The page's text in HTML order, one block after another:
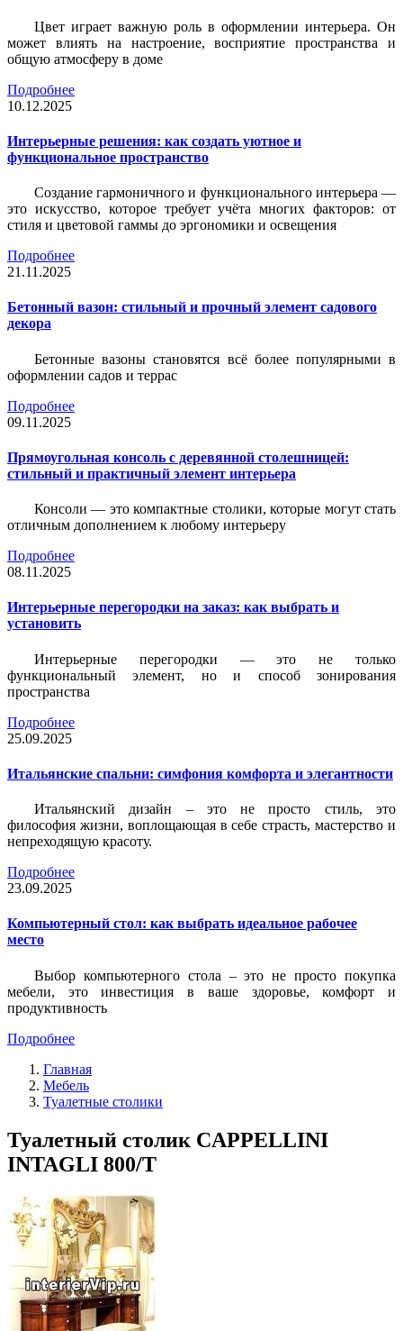
Цвет играет важную роль в оформлении интерьера. Он
может влиять на настроение, восприятие пространства и
общую атмосферу в доме
Подробнее
10.12.2025
Интерьерные решения: как создать уютное и
функциональное пространство
Создание гармоничного и функционального интерьера —
это искусство, которое требует учёта многих факторов: от
стиля и цветовой гаммы до эргономики и освещения
Подробнее
21.11.2025
Бетонный вазон: стильный и прочный элемент садового
декора
Бетонные вазоны становятся всё более популярными в
оформлении садов и террас
Подробнее
09.11.2025
Прямоугольная консоль с деревянной столешницей:
стильный и практичный элемент интерьера
Консоли — это компактные столики, которые могут стать
отличным дополнением к любому интерьеру
Подробнее
08.11.2025
Интерьерные перегородки на заказ: как выбрать и
установить
Интерьерные перегородки — это не только
функциональный элемент, но и способ зонирования
пространства
Подробнее
25.09.2025
Итальянские спальни: симфония комфорта и элегантности
Итальянский дизайн – это не просто стиль, это
философия жизни, воплощающая в себе страсть, мастерство и
непреходящую красоту.
Подробнее
23.09.2025
Компьютерный стол: как выбрать идеальное рабочее
место
Выбор компьютерного стола – это не просто покупка
мебели, это инвестиция в ваше здоровье, комфорт и
продуктивность
Подробнее
Главная
Мебель
Туалетные столики
Туалетный столик CAPPELLINI
INTAGLI 800/T